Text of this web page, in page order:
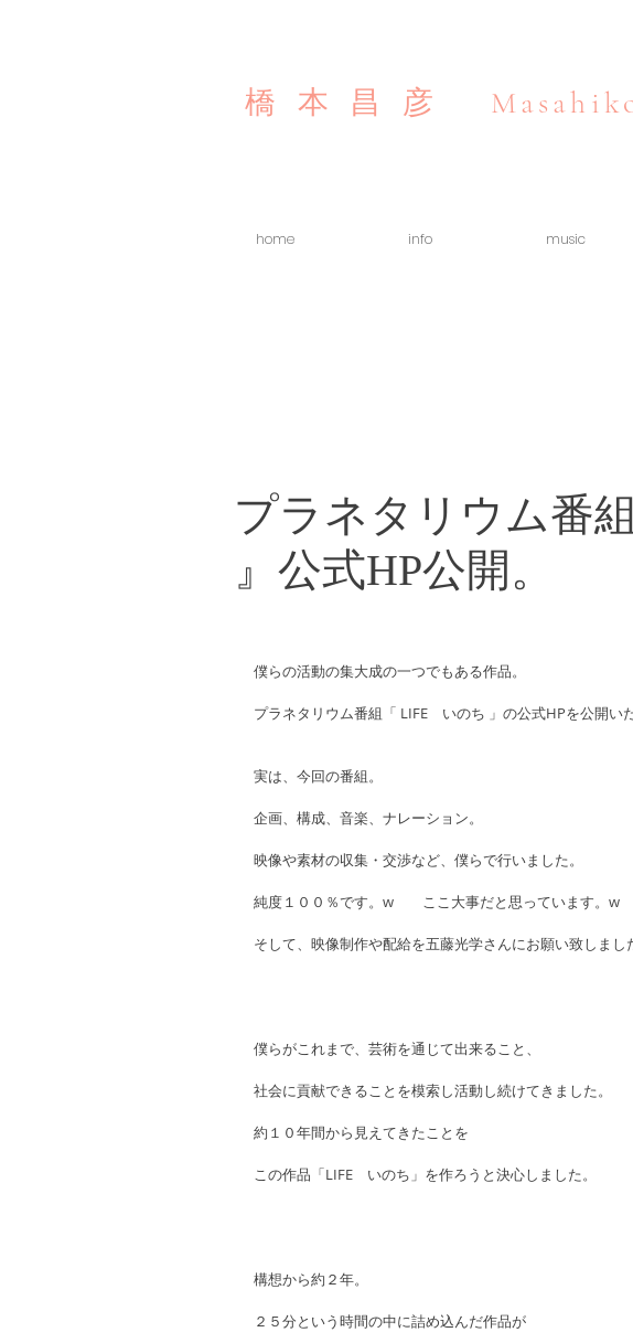
橋本昌彦
home info music
プラネタリウム番
』公式HP公開。
僕らの活動の集大成の一つでもある作品。
プラネタリウム番組「 LIFE　いのち 」の公式HPを公開い
実は、今回の番組。
企画、構成、音楽、ナレーション。
映像や素材の収集・交渉など、僕らで行いました。
純度１００％です。w　　ここ大事だと思っています。w
そして、映像制作や配給を五藤光学さんにお願い致しまし
僕らがこれまで、芸術を通じて出来ること、
社会に貢献できることを模索し活動し続けてきました。
約１０年間から見えてきたことを
この作品「LIFE　いのち」を作ろうと決心しました。
構想から約２年。
２５分という時間の中に詰め込んだ作品が